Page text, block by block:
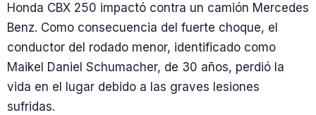
Honda CBX 250 impactó contra un camión Mercedes
Benz. Como consecuencia del fuerte choque, el
conductor del rodado menor, identificado como
Maikel Daniel Schumacher, de 30 años, perdió la
vida en el lugar debido a las graves lesiones
sufridas.